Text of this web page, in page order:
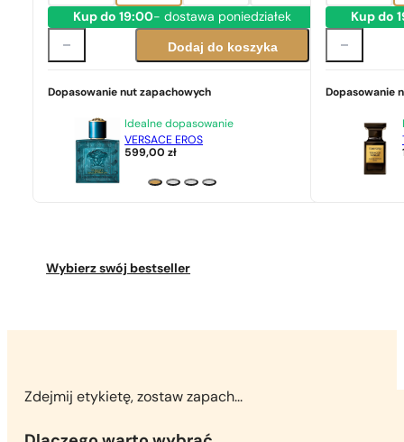
Kup do 19:00- dostawa poniedziałek
Dodaj do koszyka
Dopasowanie nut zapachowych
Idealne dopasowanie
VERSACE EROS
599,00zł
Kup do
Dopasowanie
Wybierz swój bestseller
Zdejmij etykietę, zostaw zapach...